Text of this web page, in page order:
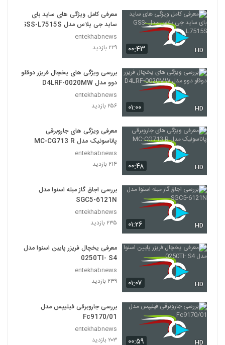
۰۰:۴۳ HD
معرفی کامل ویژگی های ساید بای
ساید جی پلاس مدل GSS-L7515S
entekhabnews
۲۲۹ بازدید
۰۱:۰۰ HD
بررسی ویژگی های یخچال فریزر دوقلو
دوو مدل D4LRF-0020MW
entekhabnews
۲۵۶ بازدید
۰۰:۴۸ HD
معرفی ویژگی های جاروبرقی
پاناسونیک مدل MC-CG713 R
entekhabnews
۲۱۴ بازدید
۰۱:۲۶ HD
بررسی اجاق گاز مبله اسنوا مدل
SGC5-6121N
entekhabnews
۲۳۵ بازدید
۰۱:۰۷ HD
معرفی یخچال فریزر پایین اسنوا مدل
0250TI- S4
entekhabnews
۲۳۹ بازدید
۰۰:۵۹ HD
بررسی جاروبرقی فیلیپس مدل
Fc9170/01
entekhabnews
۲۰۳ بازدید